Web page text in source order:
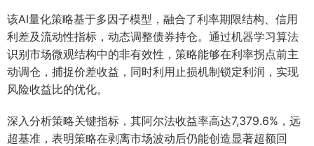
该AI量化策略基于多因子模型，融合了利率期限结构、信用
利差及流动性指标，动态调整债券持仓。通过机器学习算法
识别市场微观结构中的非有效性，策略能够在利率拐点前主
动调仓，捕捉价差收益，同时利用止损机制锁定利润，实现
风险收益比的优化。
深入分析策略关键指标，其阿尔法收益率高达7,379.6%，远
超基准，表明策略在剥离市场波动后仍能创造显著超额回